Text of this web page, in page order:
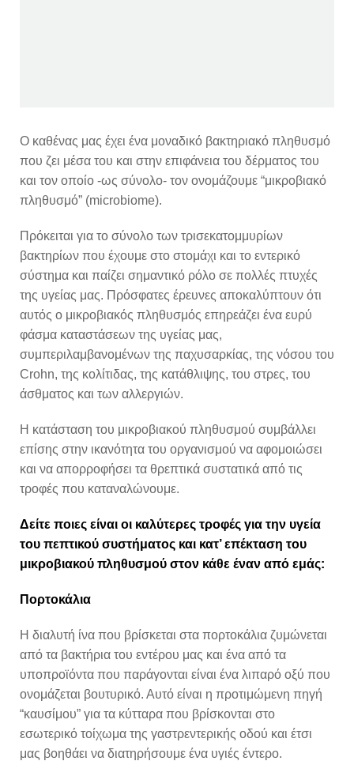
Ο καθένας μας έχει ένα μοναδικό βακτηριακό πληθυσμό
που ζει μέσα του και στην επιφάνεια του δέρματος του
και τον οποίο -ως σύνολο- τον ονομάζουμε “μικροβιακό
πληθυσμό” (microbiome).
Πρόκειται για το σύνολο των τρισεκατομμυρίων
βακτηρίων που έχουμε στο στομάχι και το εντερικό
σύστημα και παίζει σημαντικό ρόλο σε πολλές πτυχές
της υγείας μας. Πρόσφατες έρευνες αποκαλύπτουν ότι
αυτός ο μικροβιακός πληθυσμός επηρεάζει ένα ευρύ
φάσμα καταστάσεων της υγείας μας,
συμπεριλαμβανομένων της παχυσαρκίας, της νόσου του
Crohn, της κολίτιδας, της κατάθλιψης, του στρες, του
άσθματος και των αλλεργιών.
Η κατάσταση του μικροβιακού πληθυσμού συμβάλλει
επίσης στην ικανότητα του οργανισμού να αφομοιώσει
και να απορροφήσει τα θρεπτικά συστατικά από τις
τροφές που καταναλώνουμε.
Δείτε ποιες είναι οι καλύτερες τροφές για την υγεία
του πεπτικού συστήματος και κατ’ επέκταση του
μικροβιακού πληθυσμού στον κάθε έναν από εμάς:
Πορτοκάλια
Η διαλυτή ίνα που βρίσκεται στα πορτοκάλια ζυμώνεται
από τα βακτήρια του εντέρου μας και ένα από τα
υποπροϊόντα που παράγονται είναι ένα λιπαρό οξύ που
ονομάζεται βουτυρικό. Αυτό είναι η προτιμώμενη πηγή
“καυσίμου” για τα κύτταρα που βρίσκονται στο
εσωτερικό τοίχωμα της γαστρεντερικής οδού και έτσι
μας βοηθάει να διατηρήσουμε ένα υγιές έντερο.